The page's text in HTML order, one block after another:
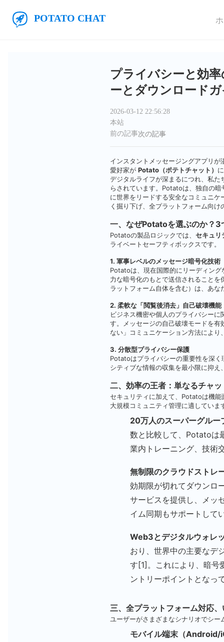
ポテトチャット
プライバシーと効
ーとダウンロード
2026-03-12 22:56:28
本站
前の記事次の記事
インスタントメッセージングアプリ
愛好家が Potato（ポテトチャット）
デジタルライフが深まるにつれ、私
らされています。Potatoは、独自の
に世界をリードする安全なコミュニ
く掘り下げ、全プラットフォーム向
一、なぜPotatoを選ぶのか？3
Potatoの製品ロジックでは、 セキュリ
ライベートセーフティボックスです。
1. 軍事レベルのメッセージ暗号化技術
Potatoは、現在国際的にリーディン
力な暗号化のもとで送信されること
ラットフォーム自体を含む）は、あ
2. 柔軟な「閲覧後消去」自己破壊機能
ビジネス機密や個人のプライバシー
す。メッセージの自己破壊モードを
ない」コミュニケーション方法によ
3. 分散型プライバシー保護
Potatoはプライバシーの重要性を深
シティブな情報の収集を最小限に抑
二、効率の王者：単なるチャ
セキュリティに加えて、Potatoは機
大規模コミュニティ管理に適していま
20万人のスーパーグルー
数と比較して、Potatoは
業内トレーニング、技術
無制限のクラウドストレ
効期限が切れてダウンロ
サービスを提供し、メッ
イム同期もサポートして
Web3とデジタルウォレ
おり、世界中の主要なデ
す[1]。これにより、暗号
ントリーポイントとなっ
三、全プラットフォーム対応
ユーザーがさまざまなシナリオでシ
モバイル端末（Android/